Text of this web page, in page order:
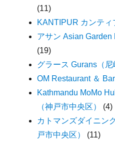
(11)
KANTIPUR カンティ
アサン Asian Garden
(19)
グラース Gurans（尼
OM Restaurant ＆
Kathmandu MoMo
（神戸市中央区）
(4)
カトマンズダイニン
戸市中央区）
(11)